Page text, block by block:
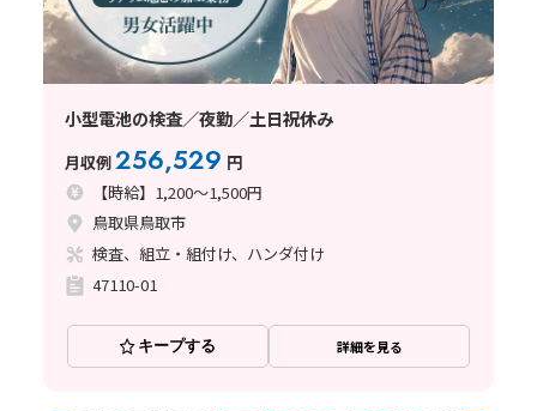
小型電池の検査／夜勤／土日祝休み
月収例256,529 円
【時給】1,200～1,500円
鳥取県鳥取市
検査、組立・組付け、ハンダ付け
47110-01
キープする 詳細を見る